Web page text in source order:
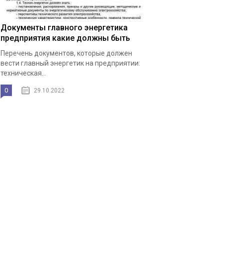
Документы главного энергетика
предприятия какие должны быть
Перечень документов, которые должен
вести главный энергетик на предприятии:
техническая...
0 29.10.2022